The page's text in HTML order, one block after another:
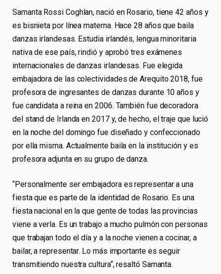
Samanta Rossi Coghlan, nació en Rosario, tiene 42 años y
es bisnieta por línea materna. Hace 28 años que baila
danzas irlandesas. Estudia irlandés, lengua minoritaria
nativa de ese país, rindió y aprobó tres exámenes
internacionales de danzas irlandesas. Fue elegida
embajadora de las colectividades de Arequito 2018, fue
profesora de ingresantes de danzas durante 10 años y
fue candidata a reina en 2006. También fue decoradora
del stand de Irlanda en 2017 y, de hecho, el traje que lució
en la noche del domingo fue diseñado y confeccionado
por ella misma. Actualmente baila en la institución y es
profesora adjunta en su grupo de danza.
“Personalmente ser embajadora es representar a una
fiesta que es parte de la identidad de Rosario. Es una
fiesta nacional en la que gente de todas las provincias
viene a verla. Es un trabajo a mucho pulmón con personas
que trabajan todo el día y a la noche vienen a cocinar, a
bailar, a representar. Lo más importante es seguir
transmitiendo nuestra cultura“, resaltó Samanta.